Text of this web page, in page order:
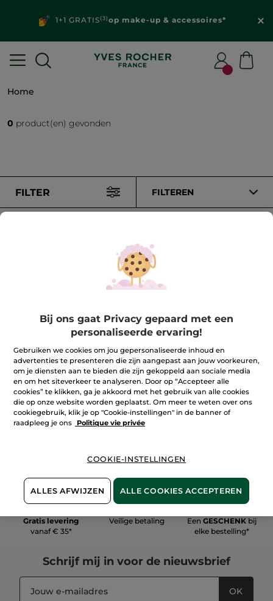
1+1 GRATIS(3)op make-up & accessoires*
Home
0 product(en) gevonden
FILTER FILTEREN
100% plantaardig
60 hectare
biologische velden
Meer zien
Gratis levering
vanaf € 35*
Veilige betaling EenGESCHENK bij
elke bestelling*
Schrijf mij in voor de nieuwsbrief
OK
Bij ons gaat Privacy gepaard met een
personaliseerde ervaring!
Gebruiken we cookies om jou gepersonaliseerde inhoud en
advertenties te presenteren die zijn aangepast aan jouw voorkeuren,
om je diensten aan te bieden die zijn gekoppeld aan sociale media
en om het siteverkeer te analyseren. Door op “Accepteer alle
cookies” te klikken, ga je akkoord met het gebruik van alle cookies
die op onze website worden geplaatst. Om meer te weten over ons
cookiegebruik, klik je op "Cookie-instellingen" in de banner of
raadpleeg je ons
Politique vie privée
COOKIE-INSTELLINGEN
ALLES AFWIJZEN ALLE COOKIES ACCEPTEREN